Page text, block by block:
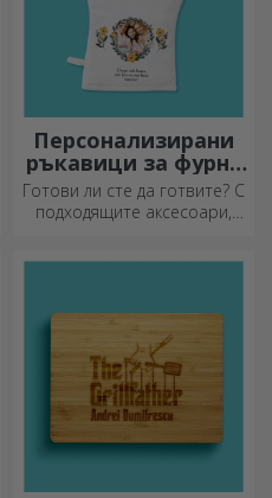
Персонализирани
ръкавици за фурна
и кухненски
аксесоари
Готови ли сте да готвите? С
подходящите аксесоари,